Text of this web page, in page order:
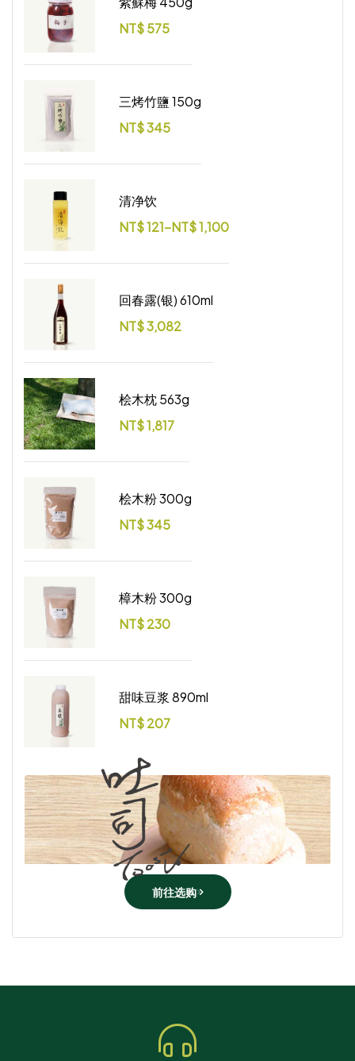
NT$575
三烤竹鹽 150g
NT$345
清净饮
NT$121–NT$1,100
回春露(银) 610ml
NT$3,082
桧木枕 563g
NT$1,817
桧木粉 300g
NT$345
樟木粉 300g
NT$230
甜味豆浆 890ml
NT$207
前往选购